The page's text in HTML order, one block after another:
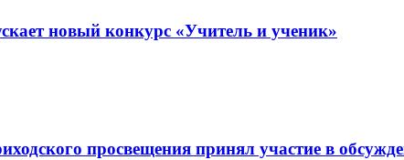
новый конкурс «Учитель и ученик»
просвещения принял участие в